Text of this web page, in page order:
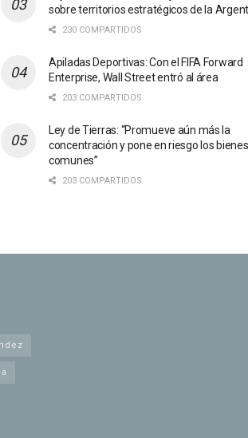
sobre territorios estratégicos de la
230 COMPARTIDOS
Apiladas Deportivas: Con el FIFA Forward
Enterprise, Wall Street entró al área
203 COMPARTIDOS
Ley de Tierras: “Promueve aún más la
concentración y pone en riesgo los bienes
comunes”
203 COMPARTIDOS